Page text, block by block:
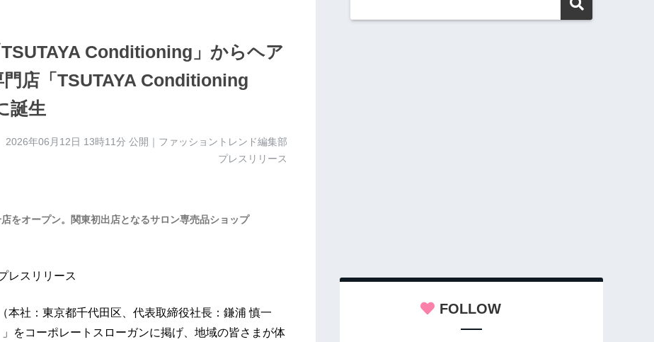
Conditioning」からヘア
店「TSUTAYA Conditioning
誕生
2026年06月12日 13時11分 公開｜ファッショントレンド編集部
プレスリリース
をオープン。関東初出店となるサロン専売品ショップ
レスリリース
社：東京都千代田区、代表取締役社長：鎌浦 慎一
をコーポレートスローガンに掲げ、地域の皆さまが体
FOLLOW